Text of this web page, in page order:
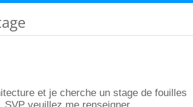
et je cherche un stage de fouilles